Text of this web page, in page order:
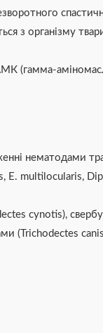
з організму
(гамма-
нематодами
E. multilocularis,
cynotis),
(Trichodectes